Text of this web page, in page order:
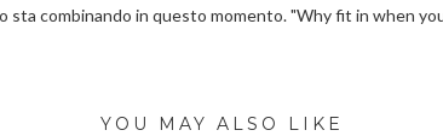
sta combinando in questo momento. "Why fit in when
YOU MAY ALSO LIKE